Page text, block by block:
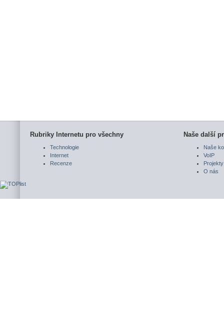
Rubriky Internetu pro všechny
Technologie
Internet
Recenze
Naše další
Naše
VoIP
Projekty
O nás